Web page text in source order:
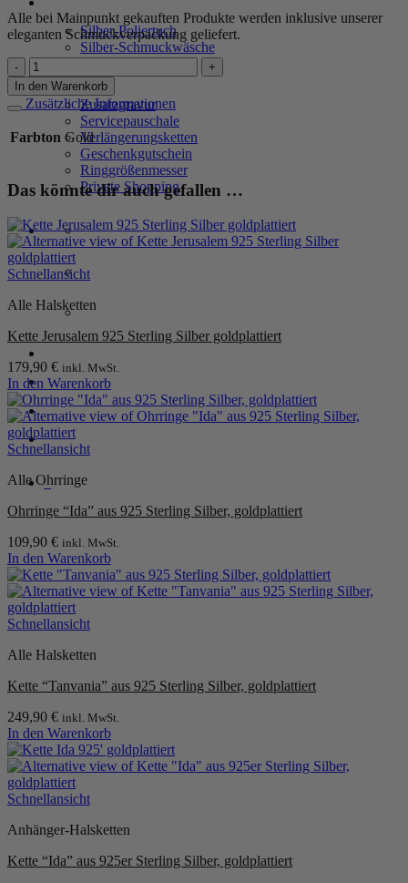
Silber-Poliertuch
Silber-Schmuckwäsche
SERVICE
Zusatzgravur
Servicepauschale
Verlängerungsketten
Geschenkgutschein
Ringgrößenmesser
Private Shopping
Warenkorb /0,00€ 0
0
Alle bei Mainpunkt gekauften Produkte werden inklusive unserer
eleganten Schmuckverpackung geliefert.
Kette
„Sky“
aus
925
Sterling
Silber,
goldplattiert
Menge
In den Warenkorb
Zusätzliche Informationen
Farbton Gold
Das könnte dir auch gefallen …
Schnellansicht
Alle Halsketten
Kette Jerusalem 925 Sterling Silber goldplattiert
179,90 € inkl. MwSt.
In den Warenkorb
Schnellansicht
Alle Ohrringe
Ohrringe “Ida” aus 925 Sterling Silber, goldplattiert
109,90 € inkl. MwSt.
In den Warenkorb
Schnellansicht
Alle Halsketten
Kette “Tanvania” aus 925 Sterling Silber, goldplattiert
249,90 € inkl. MwSt.
In den Warenkorb
Schnellansicht
Anhänger-Halsketten
Kette “Ida” aus 925er Sterling Silber, goldplattiert